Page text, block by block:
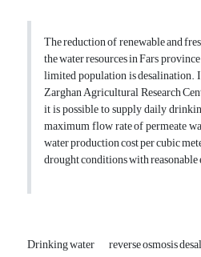
The reduction of renewable and
the water resources in Fars
limited population is desalination.
Zarghan Agricultural Research
it is possible to supply daily
maximum flow rate of permeate
water production cost per cubic
drought conditions with
Drinking water reverse osmosis